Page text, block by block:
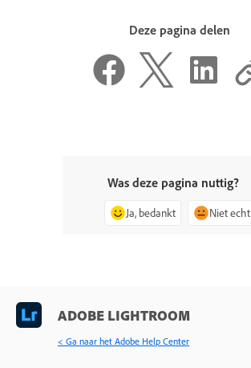
Deze pagina delen
Was deze pagina nuttig?
Ja, bedankt Niet echt
ADOBE LIGHTROOM
< Ga naar het Adobe Help Center